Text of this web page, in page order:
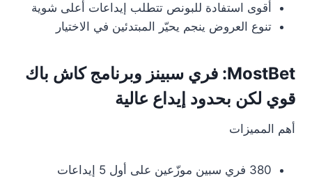
أقوى استفادة للبونص تتطلب إيداعات أعلى شوية
تنوع العروض ينجم يحيّر المبتدئين في الاختيار
MostBet: فري سبينز وبرنامج كاش باك
قوي لكن بحدود إيداع عالية
أهم المميزات
380 فري سبين موزّعين على أول 5 إيداعات